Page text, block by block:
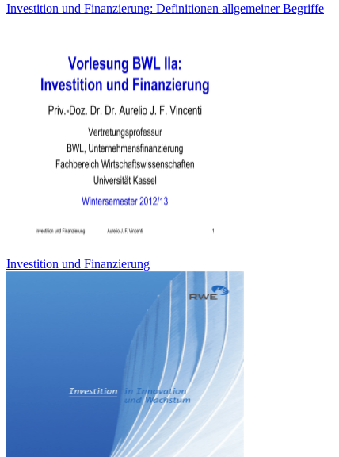
Investition und Finanzierung: Definitionen allgemeiner Begriffe
Investition und Finanzierung